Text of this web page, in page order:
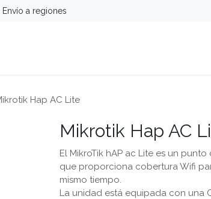
Envío a regiones
Hap AC Lite
Mikrotik Hap AC
El MikroTik hAP ac Lite es un
que proporciona cobertura Wifi
mismo tiempo.
La unidad está equipada con una